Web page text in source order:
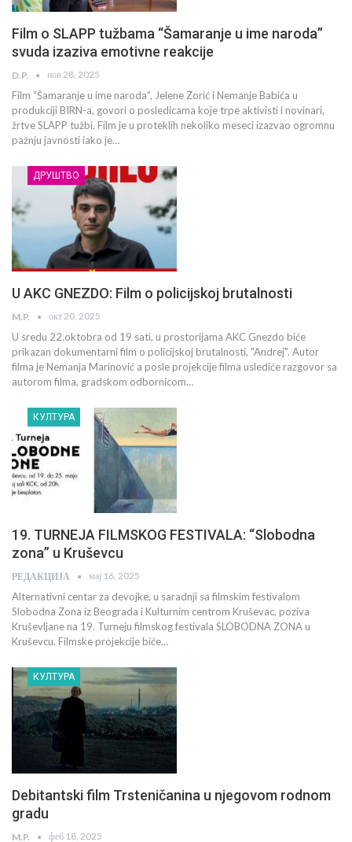
Film o SLAPP tužbama “Šamaranje u ime naroda”
svuda izaziva emotivne reakcije
D.P. нов 28, 2025
Film “Šamaranje u ime naroda”, Jelene Zorić i Nemanje Babića u
produkciji BIRN-a, govori o posledicama koje trpe aktivisti i novinari,
žrtve SLAPP tužbi. Film je u proteklih nekoliko meseci izazvao ogromnu
pažnju javnosti iako je…
ДРУШТВО
U AKC GNEZDO: Film o policijskoj brutalnosti
M.P. окт 20, 2025
U sredu 22.oktobra od 19 sati, u prostorijama AKC Gnezdo biće
prikazan dokumentarni film o policijskoj brutalnosti, "Andrej". Autor
filma je Nemanja Marinović a posle projekcije filma uslediće razgovor sa
autorom filma, gradskom odbornicom…
КУЛТУРА
19. TURNEJA FILMSKOG FESTIVALA: “Slobodna
zona” u Kruševcu
РЕДАКЦИЈА мај 16, 2025
Alternativni centar za devojke, u saradnji sa filmskim festivalom
Slobodna Zona iz Beograda i Kulturnim centrom Kruševac, poziva
Kruševljane na 19. Turneju filmskog festivala SLOBODNA ZONA u
Kruševcu. Filmske projekcije biće…
КУЛТУРА
Debitantski film Trsteničanina u njegovom rodnom
gradu
M.P. феб 18, 2025